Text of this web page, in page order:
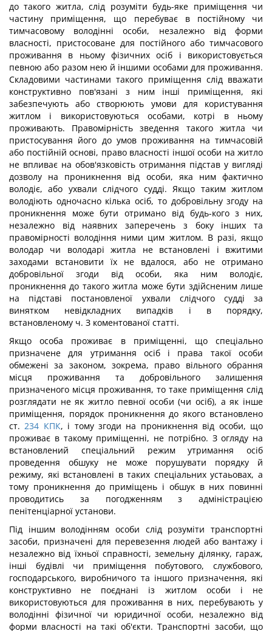
до такого житла, слід розуміти будь-яке приміщення чи
частину приміщення, що перебуває в постійному чи
тимчасовому володінні особи, незалежно від форми
власності, пристосоване для постійного або тимчасового
проживання в ньому фізичних осіб і використовується
певною або разом нею й іншими особами для проживання.
Складовими частинами такого приміщення слід вважати
конструктивно пов'язані з ним інші приміщення, які
забезпечують або створюють умови для користування
житлом і використовуються особами, котрі в ньому
проживають. Правомірність зведення такого житла чи
пристосування його до умов проживання на тимчасовій
або постійній основі, право власності іншої особи на житло
не впливає на обов'язковість отримання підстав у вигляді
дозволу на проникнення від особи, яка ним фактично
володіє, або ухвали слідчого судді. Якщо таким житлом
володіють одночасно кілька осіб, то добровільну згоду на
проникнення може бути отримано від будь-кого з них,
незалежно від наявних заперечень з боку інших та
правомірності володіння ними цим житлом. В разі, якщо
володар чи володарі житла не встановлені і вжитими
заходами встановити їх не вдалося, або не отримано
добровільної згоди від особи, яка ним володіє,
проникнення до такого житла може бути здійсненим лише
на підставі постановленої ухвали слідчого судді за
винятком невідкладних випадків і в порядку,
встановленому ч. З коментованої статті.
Якщо особа проживає в приміщенні, що спеціально
призначене для утримання осіб і права такої особи
обмежені за законом, зокрема, право вільного обрання
місця проживання та добровільного залишення
призначеного місця проживання, то таке приміщення слід
розглядати не як житло певної особи (чи осіб), а як інше
приміщення, порядок проникнення до якого встановлено
ст. 234 КПК, і тому згоди на проникнення від особи, що
проживає в такому приміщенні, не потрібно. З огляду на
встановлений спеціальний режим утримання осіб
проведення обшуку не може порушувати порядку й
режиму, які встановлені в таких спеціальних устаьовах, а
тому проникнення до приміщень і обшук в них повинні
проводитись за погодженням з адміністрацією
пенітенціарної установи.
Під іншим володінням особи слід розуміти транспортні
засоби, призначені для перевезення людей або вантажу і
незалежно від їхньої справності, земельну ділянку, гараж,
інші будівлі чи приміщення побутового, службового,
господарського, виробничого та іншого призначення, які
конструктивно не поєднані із житлом особи і не
використовуються для проживання в них, перебувають у
володінні фізичної чи юридичної особи, незалежно від
форми власності на такі об'єкти. Транспортні засоби, що